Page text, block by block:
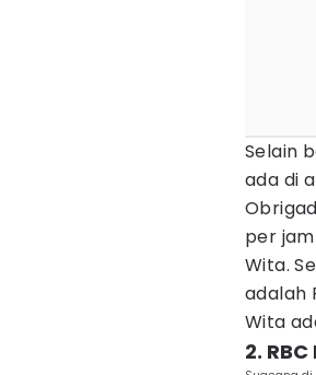
Selain
ada di
per
Wita.
adalah
Wita
2.